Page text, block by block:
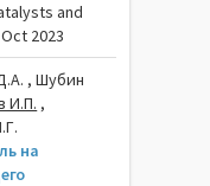
and
2023
, Шубин
И.П. ,
на